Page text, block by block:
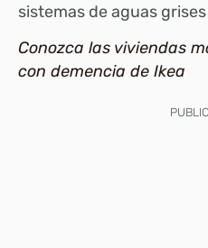
sistemas de aguas
Conozca las viviendas
con demencia de Ikea